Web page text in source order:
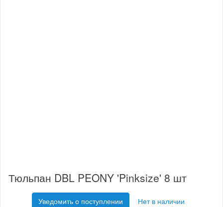
Тюльпан DBL PEONY 'Pinksize' 8 шт
Уведомить о поступлении Нет в наличии